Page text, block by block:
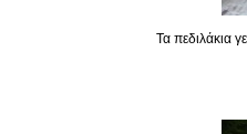
Τα πεδιλάκια